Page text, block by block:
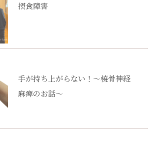
摂食障害
手が持ち上がらない！～橈骨神経
麻痺のお話～